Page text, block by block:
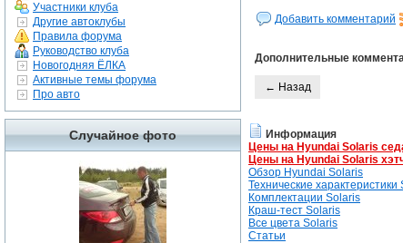
Участники клуба
Другие автоклубы
Правила форума
Руководство клуба
Новогодняя ЁЛКА
Активные темы форума
Про авто
Случайное фото
Добавить комментарий
Дополнительные
← Назад
Информация
Цены на Hyundai Solaris
Цены на Hyundai Solaris
Обзор Hyundai Solaris
Технические характеристики
Комплектации Solaris
Краш-тест Solaris
Все цвета Solaris
Статьи